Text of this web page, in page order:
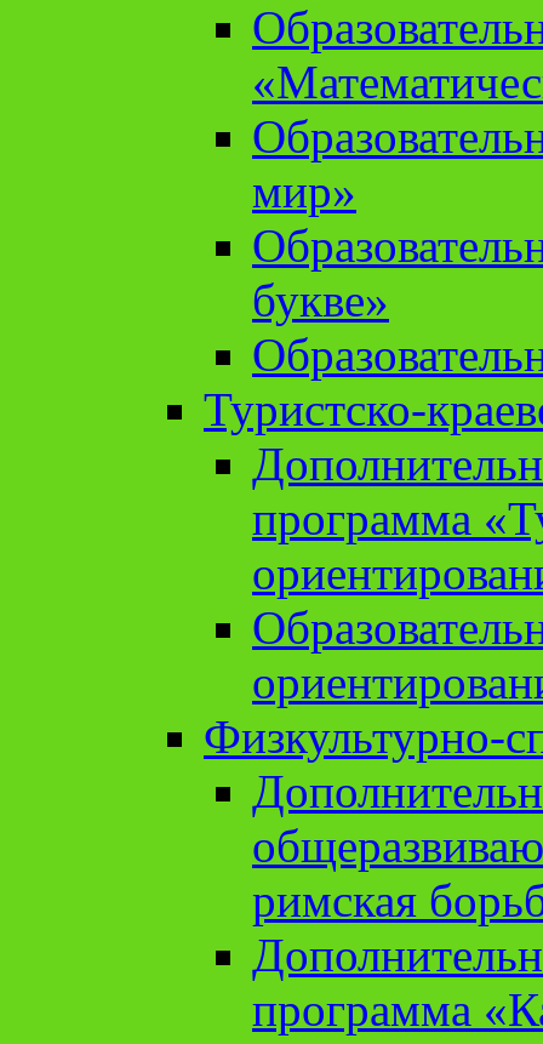
мир»
букве»
Туристско-
программа
Физкультурно-
римская
программа